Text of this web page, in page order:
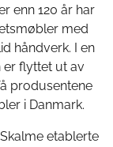
enn 120 år har
med
håndverk. I en
flyttet ut av
produsentene
i Danmark.
etablerte